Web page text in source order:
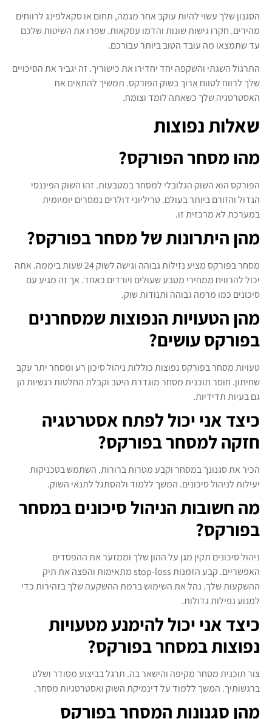
הסגנון שלך עשוי להיות עוקב אחר מגמה, תחום או סקאלפינג לרווחים
מהירים. חקרו גישות שונות והדמו עסקאות. שפרו את השיטות שלכם
עד שתמצאו מה עובד הטוב ביותר עבורכם.
התרגול השגתי והשקפה יחד יחדירו את כישוריך. זה יגביר את הסיכויים
שלך לרווח לטווח ארוך בשוק הפורקס. תמשיך להתאים את
האסטרטגיה שלך כשאתה לומד וצומח.
שאלות נפוצות
מהו מסחר הפורקס?
הפורקס הוא השוק הגלובלי למסחר במטבעות. זהו השוק הפיננסי
הגדול והזורם ביותר בעולם. טריליוני דולרים נמסרים יומיומית
במערכת לא מרכזית זו.
מהן היתרונות של מסחר בפורקס?
מסחר בפורקס מציע נזילות גבוהה וגישה לשוק 24 שעות ביממה. אתה
יכול להרוויח ממחירי מטבע שעולים ויורדים כאחד. אך זה מגיע עם
סיכונים כמו מרמה גבוהה ותנודות שוק.
מהן הטעויות הנפוצות שמסחרנים
בפורקס עושים?
טעויות מסחר בפורקס נפוצות כוללות ניהול סיכון רע ומסחר יתר עקב
שחיתון. חוסר תוכנית מסחר מוגדרת היטב וקבלת החלטות רגשיות הן
גם בעיות תדידיות.
כיצד אני יכול לפתח אסטרטגיה
חזקה למסחר בפורקס?
הכיר את סגנונך במסחר וקבע מטרות ברורות. השתמש בטכניקות
יעילות לניהול סיכונים. המשך ללמוד ולהסתגל לתנאי השוק.
מה חשובות הניהול סיכונים במסחר
בפורקס?
ניהול סיכונים תקין מגן על ההון שלך וממזער את ההפסדים
האפשריים. קבע הזמנות stop-loss מתאימות והפצה את תיק
ההשקעות שלך. נהל את השימוש ברמת ההשקעה שלך בזהירות כדי
למנוע נפילות גדולות.
כיצד אני יכול להימנע מטעויות
נפוצות במסחר בפורקס?
צור תוכנית מסחר מקיפה והישאר בה. תרגל בביצוע מסודר ושלט
ברגשותיך. המשך ללמוד על דינמיקת השוק ואסטרטגיות מסחר.
מהן סגנונות המסחר בפורקס